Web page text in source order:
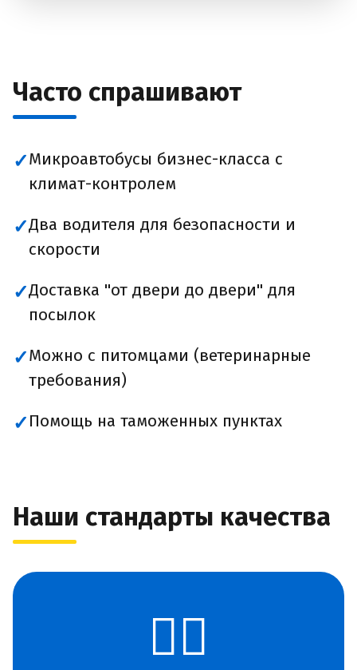
Часто спрашивают
✓Микроавтобусы бизнес-класса с
климат-контролем
✓Два водителя для безопасности и
скорости
✓Доставка "от двери до двери" для
посылок
✓Можно с питомцами (ветеринарные
требования)
✓ Помощь на таможенных пунктах
Наши стандарты качества
👨‍✈️